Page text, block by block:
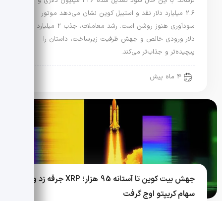
2.6 میلیارد دلار نقد و استیبل کوین نشان می‌دهد موتور
سودآوری هنوز روشن است. رشد معاملات، جذب 2 میلیارد
دلار ورودی خالص و جهش ظرفیت زیرساخت، داستان را
پیچیده‌تر و جذاب‌تر می‌کند.
4 ماه پیش
جهش بیت کوین تا آستانه 95 هزار؛ XRP جرقه زد و
سهام کریپتو اوج گرفت